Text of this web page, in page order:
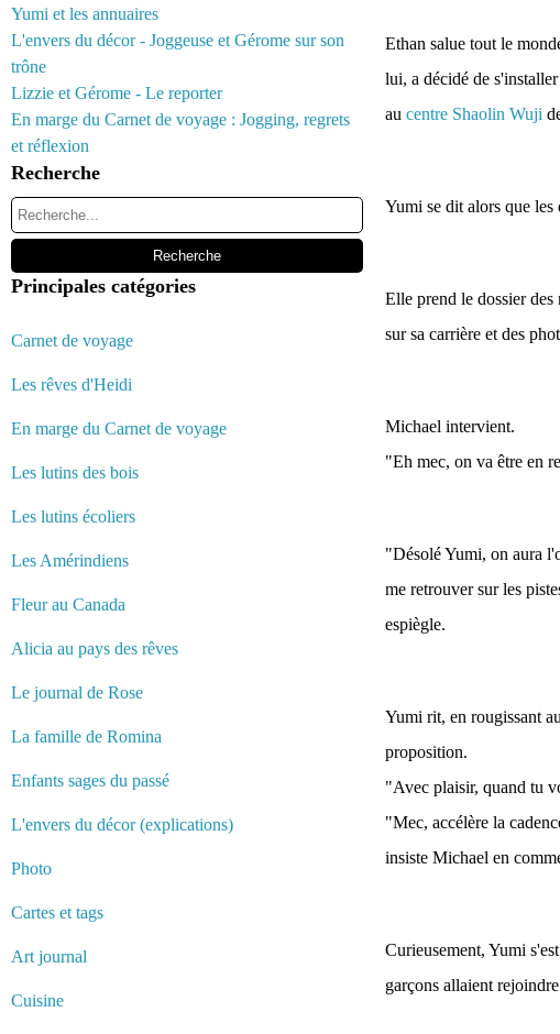
Yumi et les annuaires
L'envers du décor - Joggeuse et Gérome sur son
trône
Lizzie et Gérome - Le reporter
En marge du Carnet de voyage : Jogging, regrets
et réflexion
Recherche
Principales catégories
Carnet de voyage
Les rêves d'Heidi
En marge du Carnet de voyage
Les lutins des bois
Les lutins écoliers
Les Amérindiens
Fleur au Canada
Alicia au pays des rêves
Le journal de Rose
La famille de Romina
Enfants sages du passé
L'envers du décor (explications)
Photo
Cartes et tags
Art journal
Cuisine
Ethan salue tout le
lui, a décidé de
au centre Shaolin Wuji
Yumi se dit alors que les
Elle prend le dossier
sur sa carrière et des
Michael intervient.
"Eh mec, on va être en
"Désolé Yumi, on aura
me retrouver sur les
espiègle.
Yumi rit, en rougissant
proposition.
"Avec plaisir, quand tu
"Mec, accélère la
insiste Michael en
Curieusement, Yumi
garçons allaient